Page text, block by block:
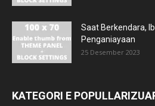
Saat Berkendara,
Penganiayaan
25 Desember 2023
KATEGORI E